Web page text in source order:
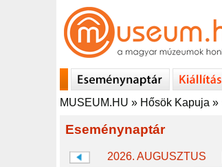
MUSEUM.HU » Hősök Kapuja »
Eseménynaptár
2026. AUGUSZTUS